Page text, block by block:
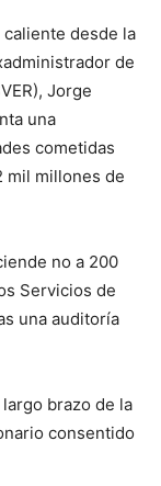
desde la
de
Jorge
una
cometidas
mil millones de
no a 200
Servicios de
una auditoría
brazo de la
consentido